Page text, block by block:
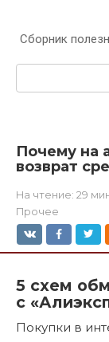
контенту
Сборник
Почему на
возврат
На чтение: 29
Прочее
5 схем
с
Покупки в